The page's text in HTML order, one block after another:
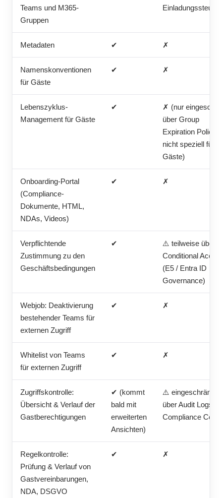
Teams und M365-
Gruppen
Metadaten ✔ ✗
Namenskonventionen
für Gäste
✔ ✗
Lebenszyklus-
Management für Gäste
✔
✗ (nur
über Group
Expiration
nicht speziell für
Gäste)
Onboarding-Portal
(Compliance-
Dokumente, HTML,
NDAs, Videos)
✔ ✗
Verpflichtende
Zustimmung zu den
Geschäftsbedingungen
✔
⚠️ teilweise über
Conditional
(E5 / Entra ID
Governance)
Webjob: Deaktivierung
bestehender Teams für
externen Zugriff
✔ ✗
Whitelist von Teams
für externen Zugriff
✔ ✗
Zugriffskontrolle:
Übersicht & Verlauf der
Gastberechtigungen
✔ (kommt
bald mit
erweiterten
Ansichten)
⚠️ eingeschränkt
über Audit Logs /
Compliance
Regelkontrolle:
Prüfung & Verlauf von
Gastvereinbarungen,
NDA, DSGVO
✔ ✗